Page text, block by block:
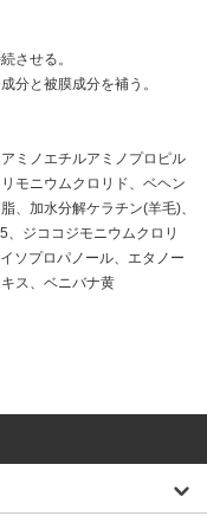
させる。
分と被膜成分を補う。
ミノエチルアミノプロピル
モニウムクロリド、ベヘン
、加水分解ケラチン(羊毛)、
ジココジモニウムクロリ
ソプロパノール、エタノー
ス、ベニバナ黄